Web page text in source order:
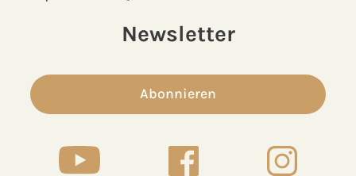
Newsletter
Abonnieren